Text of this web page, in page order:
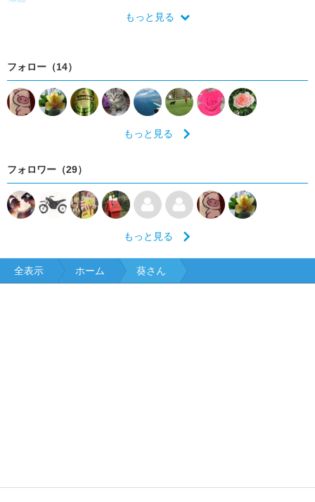
もっと見る
フォロー（14）
もっと見る
フォロワー（29）
もっと見る
全表示 ホーム 葵さん